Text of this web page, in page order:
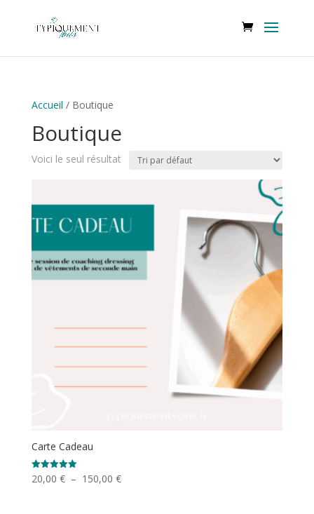
Accueil / Boutique
Boutique
Voici le seul résultat
Carte Cadeau
Note
5.00
20,00 € – 150,00 €Plage